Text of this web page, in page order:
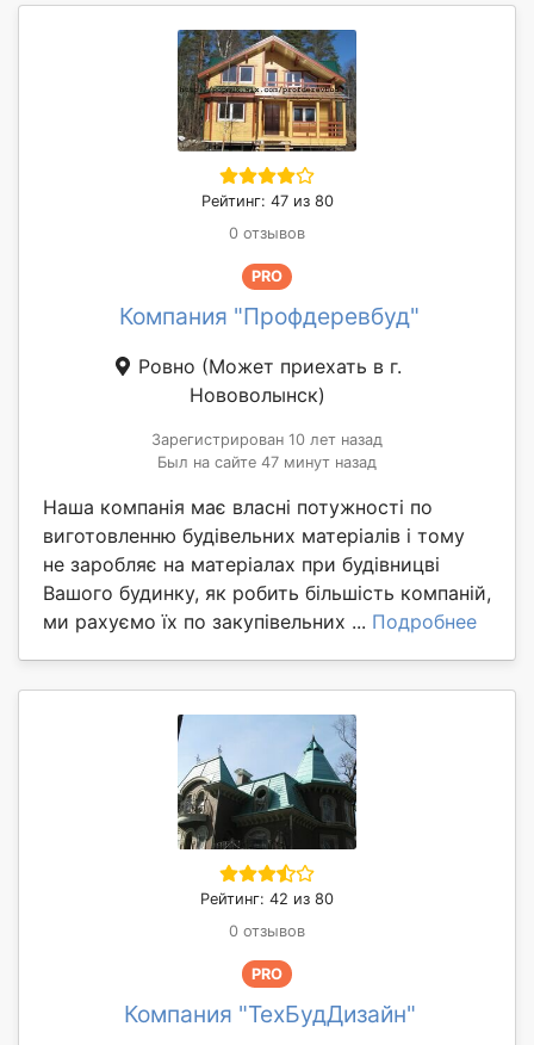
Рейтинг: 47 из 80
0 отзывов
PRO
Компания "Профдеревбуд"
Ровно (Может приехать в г.
Нововолынск)
Зарегистрирован 10 лет назад
Был на сайте 47 минут назад
Наша компанія має власні потужності по
виготовленню будівельних матеріалів і тому
не заробляє на матеріалах при будівницві
Вашого будинку, як робить більшість компаній,
ми рахуємо їх по закупівельних ... Подробнее
Рейтинг: 42 из 80
0 отзывов
PRO
Компания "ТехБудДизайн"